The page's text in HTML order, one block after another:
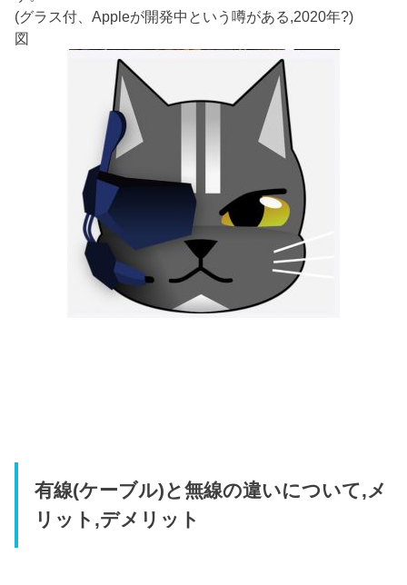
(グラス付、Appleが開発中という噂がある,2020年?)
図
有線(ケーブル)と無線の違いについて,メ
リット,デメリット